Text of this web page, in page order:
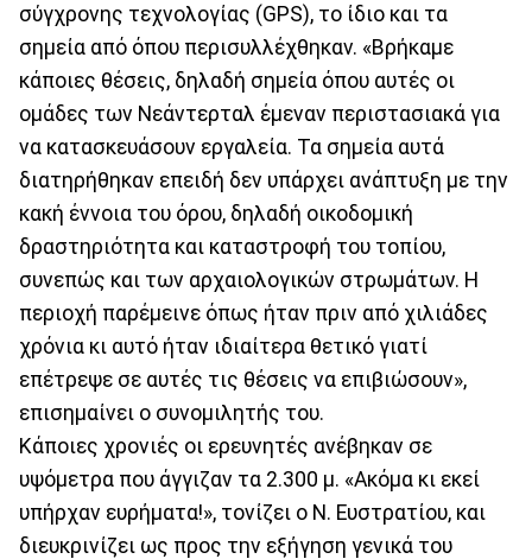
σύγχρονης τεχνολογίας (GPS), το ίδιο και τα
σημεία από όπου περισυλλέχθηκαν. «Βρήκαμε
κάποιες θέσεις, δηλαδή σημεία όπου αυτές οι
ομάδες των Νεάντερταλ έμεναν περιστασιακά για
να κατασκευάσουν εργαλεία. Τα σημεία αυτά
διατηρήθηκαν επειδή δεν υπάρχει ανάπτυξη με την
κακή έννοια του όρου, δηλαδή οικοδομική
δραστηριότητα και καταστροφή του τοπίου,
συνεπώς και των αρχαιολογικών στρωμάτων. Η
περιοχή παρέμεινε όπως ήταν πριν από χιλιάδες
χρόνια κι αυτό ήταν ιδιαίτερα θετικό γιατί
επέτρεψε σε αυτές τις θέσεις να επιβιώσουν»,
επισημαίνει ο συνομιλητής του.
Κάποιες χρονιές οι ερευνητές ανέβηκαν σε
υψόμετρα που άγγιζαν τα 2.300 μ. «Ακόμα κι εκεί
υπήρχαν ευρήματα!», τονίζει ο Ν. Ευστρατίου, και
διευκρινίζει ως προς την εξήγηση γενικά του